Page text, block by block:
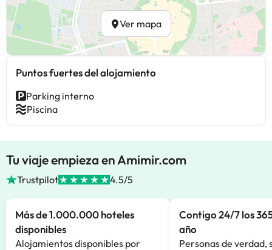
Ver mapa
Puntos fuertes del alojamiento
Parking interno
Piscina
Tu viaje empieza en Amimir.com
Trustpilot 4.5/5
Más de 1.000.000 hoteles
disponibles
Alojamientos disponibles por
Contigo 24/7 los
año
Personas de verdad,